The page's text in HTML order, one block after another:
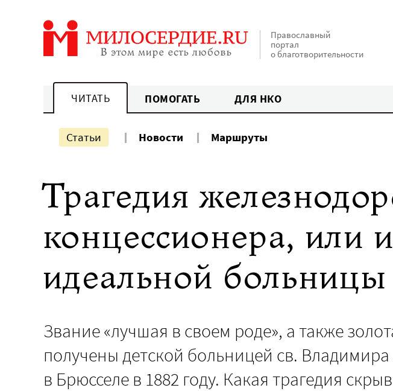
Православный
портал
о благотворительности
ЧИТАТЬ ПОМОГАТЬ ДЛЯ НКО
Статьи Новости Маршруты
Трагедия
концессионера, или
идеальной больницы
Звание «лучшая в своем роде», а также
получены детской больницей св.
в Брюсселе в 1882 году. Какая трагедия